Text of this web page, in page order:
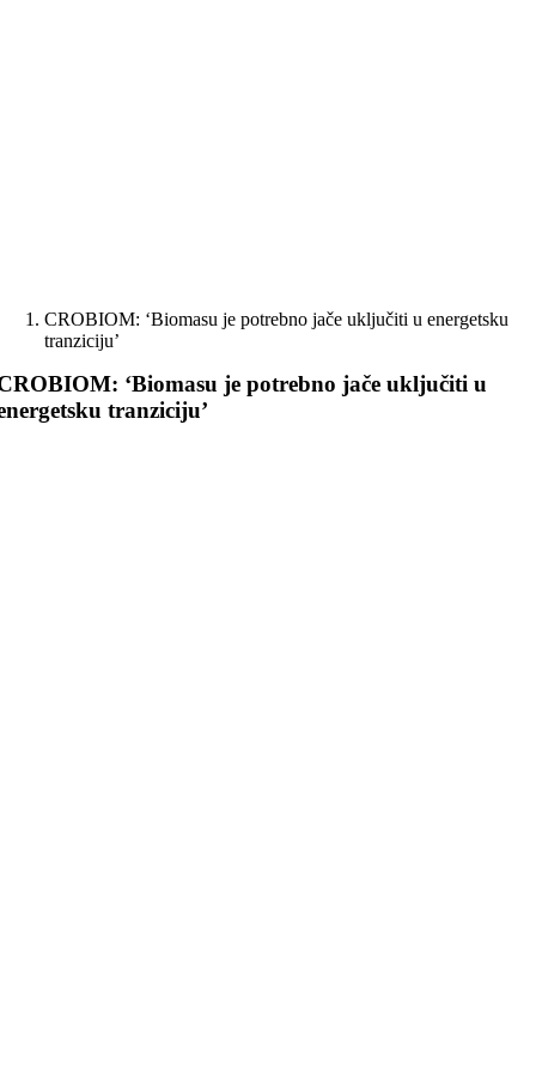
CROBIOM: ‘Biomasu je potrebno jače uključiti u energetsku
tranziciju’
‘Biomasu je potrebno jače uključiti u
tranziciju’